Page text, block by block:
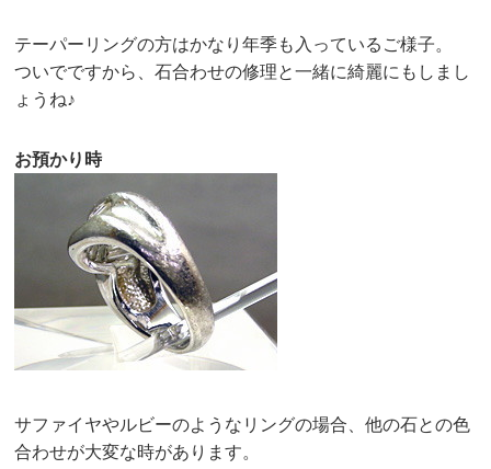
テーパーリングの方はかなり年季も入っているご様子。
ついでですから、石合わせの修理と一緒に綺麗にもしまし
ょうね♪
お預かり時
サファイヤやルビーのようなリングの場合、他の石との色
合わせが大変な時があります。